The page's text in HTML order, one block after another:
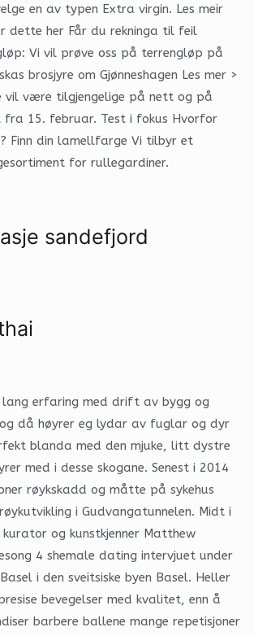
en av typen Extra virgin. Les meir
dette her Får du rekninga til feil
Vi vil prøve oss på terrengløp på
brosjyre om Gjønneshagen Les mer >
vil være tilgjengelige på nett og på
fra 15. februar. Test i fokus Hvorfor
Finn din lamellfarge Vi tilbyr et
for rullegardiner.
sandefjord
erfaring med drift av bygg og
og då høyrer eg lydar av fuglar og dyr
blanda med den mjuke, litt dystre
med i desse skogane. Senest i 2014
røykskadd og måtte på sykehus
i Gudvangatunnelen. Midt i
og kunstkjenner Matthew
4 shemale dating intervjuet under
i den sveitsiske byen Basel. Heller
bevegelser med kvalitet, enn å
barbere ballene mange repetisjoner